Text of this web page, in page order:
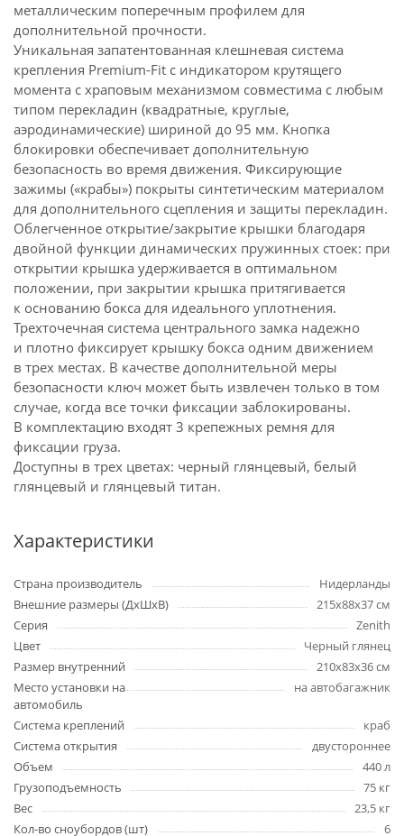
металлическим поперечным профилем для
дополнительной прочности.
Уникальная запатентованная клешневая система
крепления Premium-Fit с индикатором крутящего
момента с храповым механизмом совместима с любым
типом перекладин (квадратные, круглые,
аэродинамические) шириной до 95 мм. Кнопка
блокировки обеспечивает дополнительную
безопасность во время движения. Фиксирующие
зажимы («крабы») покрыты синтетическим материалом
для дополнительного сцепления и защиты перекладин.
Облегченное открытие/закрытие крышки благодаря
двойной функции динамических пружинных стоек: при
открытии крышка удерживается в оптимальном
положении, при закрытии крышка притягивается
к основанию бокса для идеального уплотнения.
Трехточечная система центрального замка надежно
и плотно фиксирует крышку бокса одним движением
в трех местах. В качестве дополнительной меры
безопасности ключ может быть извлечен только в том
случае, когда все точки фиксации заблокированы.
В комплектацию входят 3 крепежных ремня для
фиксации груза.
Доступны в трех цветах: черный глянцевый, белый
глянцевый и глянцевый титан.
Характеристики
Страна производитель
Нидерланды
Внешние размеры (ДxШxВ)
215х88х37 см
Серия
Zenith
Цвет
Черный глянец
Размер внутренний
210х83х36 см
Место установки на
автомобиль
на автобагажник
Система креплений
краб
Система открытия
двустороннее
Объем
440 л
Грузоподъемность
75 кг
Вес
23,5 кг
Кол-во сноубордов (шт)
6